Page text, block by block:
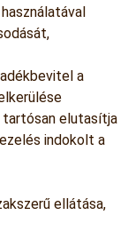
a
tartósan elutasítja
indokolt a
ellátása,